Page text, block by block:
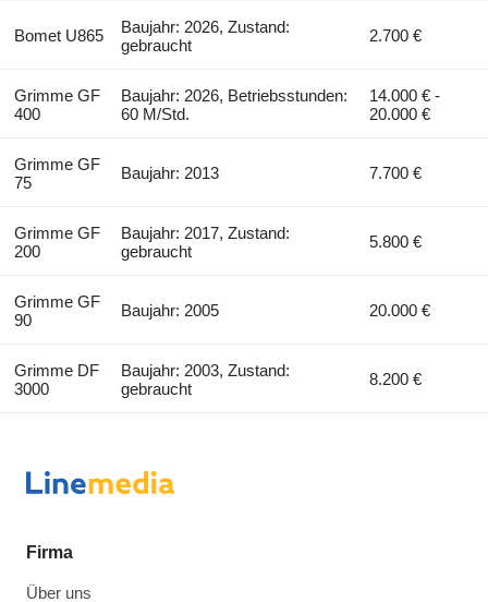
Bomet U865
Baujahr: 2026, Zustand:
gebraucht
2.700 €
Grimme GF
400
Baujahr: 2026, Betriebsstunden:
60 M/Std.
14.000 € -
20.000 €
Grimme GF
75
Baujahr: 2013 7.700 €
Grimme GF
200
Baujahr: 2017, Zustand:
gebraucht
5.800 €
Grimme GF
90
Baujahr: 2005 20.000 €
Grimme DF
3000
Baujahr: 2003, Zustand:
gebraucht
8.200 €
Firma
Über uns